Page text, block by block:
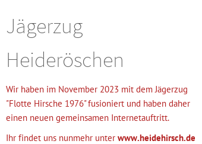
Jägerzug
Heideröschen
Wir haben im November 2023 mit dem Jägerzug
"Flotte Hirsche 1976" fusioniert und haben daher
einen neuen gemeinsamen Internetauftritt.
Ihr findet uns nunmehr unter www.heidehirsch.de